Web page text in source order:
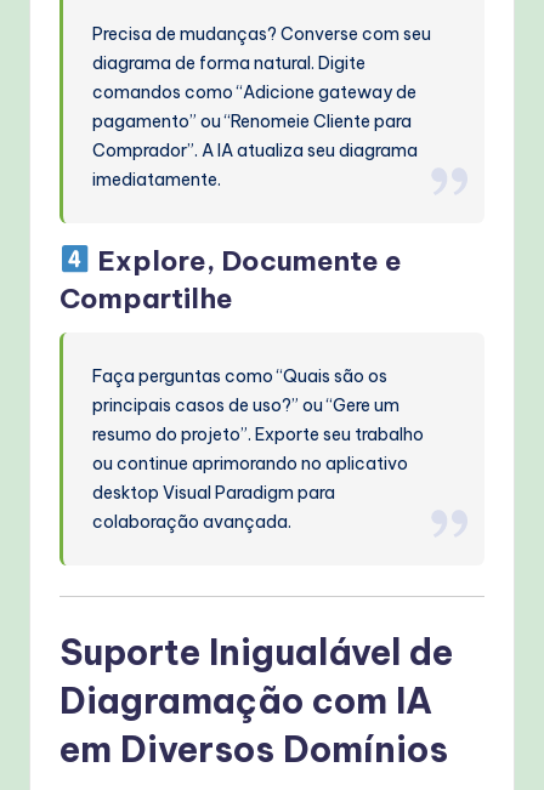
Precisa de mudanças? Converse com seu
diagrama de forma natural. Digite
comandos como “Adicione gateway de
pagamento” ou “Renomeie Cliente para
Comprador”. A IA atualiza seu diagrama
imediatamente.
Explore, Documente e
Compartilhe
Faça perguntas como “Quais são os
principais casos de uso?” ou “Gere um
resumo do projeto”. Exporte seu trabalho
ou continue aprimorando no aplicativo
desktop Visual Paradigm para
colaboração avançada.
Suporte Inigualável de
Diagramação com IA
em Diversos Domínios